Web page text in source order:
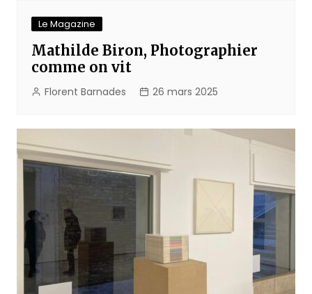
Le Magazine
Mathilde Biron, Photographier
comme on vit
Florent Barnades 26 mars 2025